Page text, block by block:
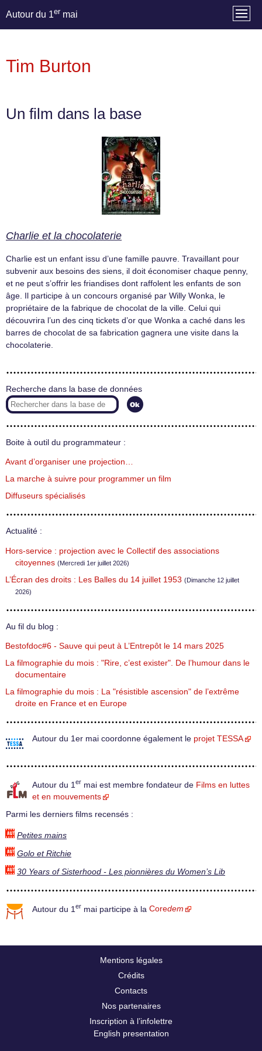
Autour du 1er mai
Tim Burton
Un film dans la base
Charlie et la chocolaterie
Charlie est un enfant issu d’une famille pauvre. Travaillant pour
subvenir aux besoins des siens, il doit économiser chaque penny,
et ne peut s’offrir les friandises dont raffolent les enfants de son
âge. Il participe à un concours organisé par Willy Wonka, le
propriétaire de la fabrique de chocolat de la ville. Celui qui
découvrira l’un des cinq tickets d’or que Wonka a caché dans les
barres de chocolat de sa fabrication gagnera une visite dans la
chocolaterie.
Recherche dans la base de données
Boite à outil du programmateur :
Avant d’organiser une projection…
La marche à suivre pour programmer un film
Diffuseurs spécialisés
Actualité :
Hors-service : projection avec le Collectif des associations
citoyennes (Mercredi 1er juillet 2026)
L’Écran des droits : Les Balles du 14 juillet 1953 (Dimanche 12 juillet
2026)
Au fil du blog :
Bestofdoc#6 - Sauve qui peut à L’Entrepôt le 14 mars 2025
La filmographie du mois : "Rire, c’est exister". De l’humour dans le
documentaire
La filmographie du mois : La "résistible ascension" de l’extrême
droite en France et en Europe
Autour du 1er mai coordonne également le projet TESSA
Autour du 1 er mai est membre fondateur de Films en luttes
et en mouvements
Parmi les derniers films recensés :
Petites mains
Golo et Ritchie
30 Years of Sisterhood - Les pionnières du Women’s Lib
Autour du 1 er mai participe à la Coredem
Mentions légales
Crédits
Contacts
Nos partenaires
Inscription à l’infolettre
English presentation